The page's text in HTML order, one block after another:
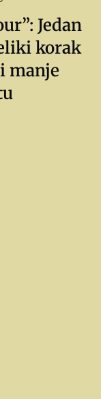
Jedan
korak
manje